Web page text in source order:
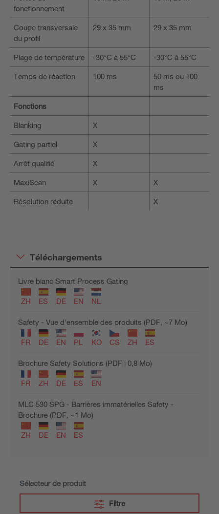
fonctionnement
Coupe transversale
du profil
29 x 35 mm 29 x 35 mm
Plage de température -30°C à 55°C -30°C à 55°C
Temps de réaction 100 ms
50 ms ou 100
ms
Fonctions
Blanking X
Gating partiel X
Arrêt qualifié X
MaxiScan X X
Résolution réduite X
Téléchargements
Livre blanc Smart Process Gating
ZH ES DE EN NL
Safety - Vue d'ensemble des produits (PDF, ~7 Mo)
FR DE EN PL KO CS ZH ES
Brochure Safety Solutions (PDF | 0,8 Mo)
FR ZH DE ES EN
MLC 530 SPG - Barrières immatérielles Safety -
Brochure (PDF, ~1 Mo)
ZH DE EN ES
Sélecteur de produit
Filtre